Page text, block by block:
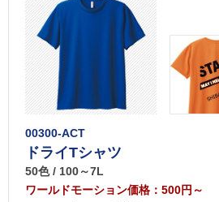
00300-ACT
ドライTシャツ
50色 / 100～7L
ワールドモーション価格：500円～